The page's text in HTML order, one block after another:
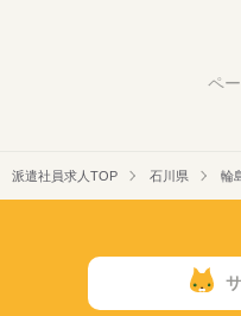
ペ
派遣社員求人TOP 石川県 輪